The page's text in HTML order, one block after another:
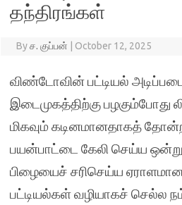
தந்திரங்கள்
Byச. குப்பன் October 12, 2025
விண்டோவின் பட்டியல்
இடைமுகத்திற்கு
மிகவும் கடினமானதாகத்
பயன்பாட்டை கேலி செய்ய
பிழையைச் சரிசெய்ய
பட்டியல்கள் வழியாகச் செல்ல